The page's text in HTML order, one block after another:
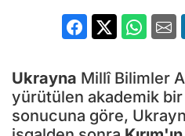
Ukrayna Millî Bilimler
yürütülen akademik bir
sonucuna göre,